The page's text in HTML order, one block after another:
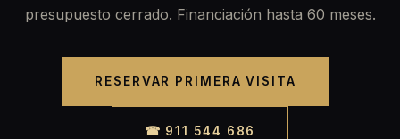
presupuesto cerrado. Financiación hasta 60 meses.
RESERVAR PRIMERA VISITA
☎ 911 544 686